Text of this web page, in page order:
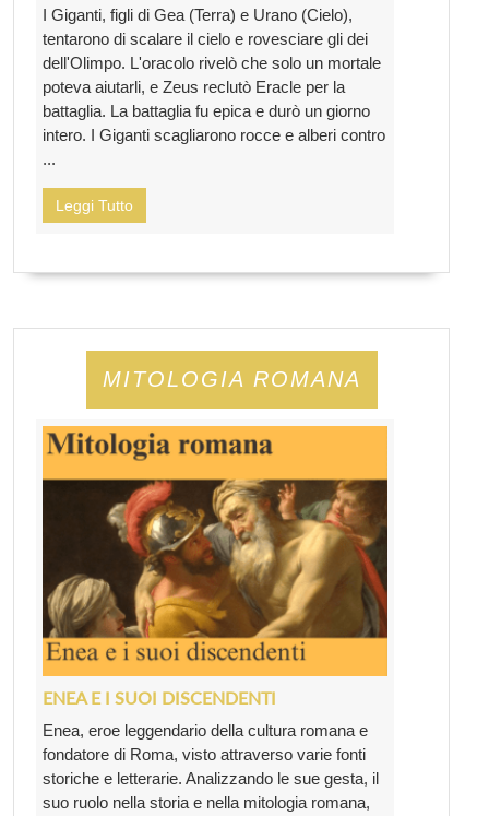
I Giganti, figli di Gea (Terra) e Urano (Cielo),
tentarono di scalare il cielo e rovesciare gli dei
dell'Olimpo. L'oracolo rivelò che solo un mortale
poteva aiutarli, e Zeus reclutò Eracle per la
battaglia. La battaglia fu epica e durò un giorno
intero. I Giganti scagliarono rocce e alberi contro
...
Leggi Tutto
MITOLOGIA ROMANA
ENEA E I SUOI DISCENDENTI
Enea, eroe leggendario della cultura romana e
fondatore di Roma, visto attraverso varie fonti
storiche e letterarie. Analizzando le sue gesta, il
suo ruolo nella storia e nella mitologia romana,